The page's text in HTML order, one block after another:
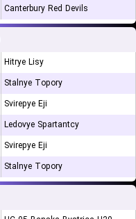
Canterbury Red Devils
Hitrye Lisy
Stalnye Topory
Svirepye Eji
Ledovye Spartantcy
Svirepye Eji
Stalnye Topory